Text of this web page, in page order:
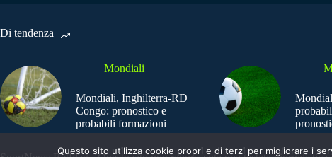
Di tendenza
Mondiali
Mondiali, Inghilterra-RD
Congo: pronostico e
probabili formazioni
Questo sito utilizza cookie propri e di terzi per migliorare i